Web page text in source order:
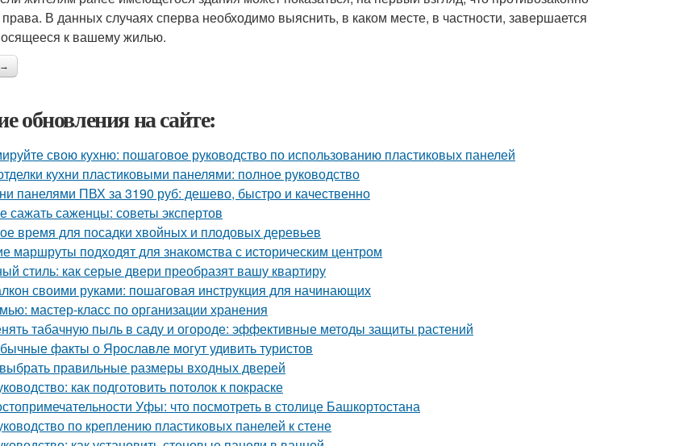
В данных случаях сперва необходимо выяснить, в каком месте, в частности, завершается
к вашему жилью.
→
обновления на сайте:
свою кухню: пошаговое руководство по использованию пластиковых панелей
кухни пластиковыми панелями: полное руководство
панелями ПВХ за 3190 руб: дешево, быстро и качественно
сажать саженцы: советы экспертов
время для посадки хвойных и плодовых деревьев
маршруты подходят для знакомства с историческим центром
стиль: как серые двери преобразят вашу квартиру
своими руками: пошаговая инструкция для начинающих
мастер-класс по организации хранения
табачную пыль в саду и огороде: эффективные методы защиты растений
факты о Ярославле могут удивить туристов
выбрать правильные размеры входных дверей
как подготовить потолок к покраске
Уфы: что посмотреть в столице Башкортостана
по креплению пластиковых панелей к стене